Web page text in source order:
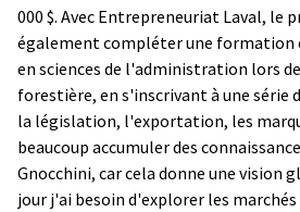
000 $. Avec Entrepreneuriat Laval, le
également compléter une formation
en sciences de l'administration lors
forestière, en s'inscrivant à une
la législation, l'exportation, les
beaucoup accumuler des
Gnocchini, car cela donne une vision
jour j'ai besoin d'explorer les